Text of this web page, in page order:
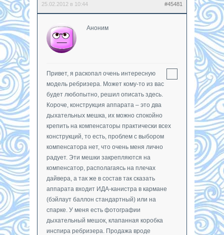
25.02.2012 в 10:44 #45481
Аноним
Привет, я раскопал очень интересную
модель ребризера. Может кому-то из вас
будет любопытно, решил описать здесь.
Короче, конструкция аппарата – это два
дыхательных мешка, их можно спокойно
крепить на компенсаторы практически всех
конструкций, то есть, проблем с выбором
компенсатора нет, что очень меня лично
радует. Эти мешки закрепляются на
компенсатор, располагаясь на плечах
дайвера, а так же в состав так сказать
аппарата входит ИДА-канистра в кармане
(бэйлаут баллон стандартный) или на
спарке. У меня есть фотографии
дыхательный мешок, клапанная коробка
инспира ребризера. Продажа вроде